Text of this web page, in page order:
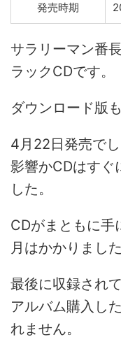
発売時期
サラリーマン番
ラックCDです。
ダウンロード版
4月22日発売で
影響かCDはすぐ
した。
CDがまともに手
月はかかりまし
最後に収録され
アルバム購入し
れません。